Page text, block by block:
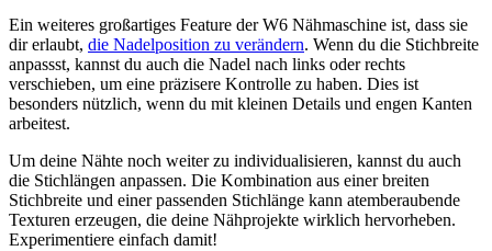
Ein ⁣weiteres großartiges Feature der W6 Nähmaschine ist, dass sie
dir erlaubt, die Nadelposition zu verändern. Wenn du die Stichbreite
anpassst, kannst ‍du auch die Nadel nach links oder⁣ rechts
verschieben, um eine‍ präzisere Kontrolle zu haben. Dies ist
besonders nützlich, ⁣wenn du mit kleinen Details und ⁢engen Kanten
arbeitest.
Um deine Nähte noch weiter zu⁣ individualisieren, kannst du auch⁢
die Stichlängen anpassen. Die Kombination ‌aus einer breiten
Stichbreite und einer passenden Stichlänge kann atemberaubende
Texturen erzeugen, die deine Nähprojekte wirklich hervorheben.
Experimentiere einfach damit!